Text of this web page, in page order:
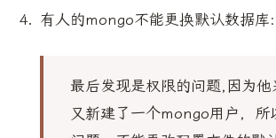
有人的mongo不能更换默认数据库:
最后发现是权限的问题,因为他
又新建了一个mongo用户，所